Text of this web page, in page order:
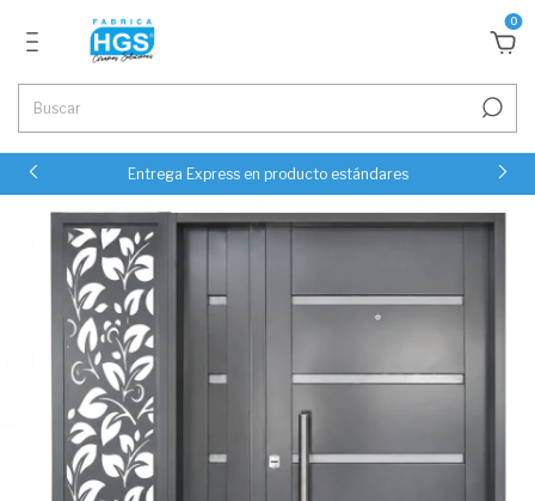
0
Entrega Express en producto estándares